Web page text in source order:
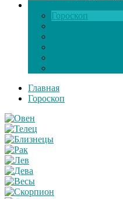
Гороскоп
Главная
Гороскоп